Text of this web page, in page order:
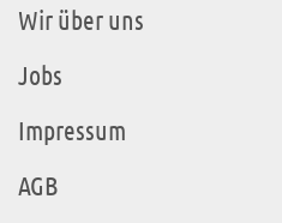
Wir über uns
Jobs
Impressum
AGB